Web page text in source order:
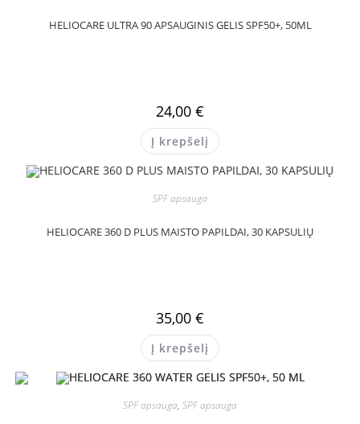
HELIOCARE ULTRA 90 APSAUGINIS GELIS SPF50+, 50ML
24,00 €
Į krepšelį
SPF apsauga
HELIOCARE 360 D PLUS MAISTO PAPILDAI, 30 KAPSULIŲ
35,00 €
Į krepšelį
SPF apsauga, SPF apsauga